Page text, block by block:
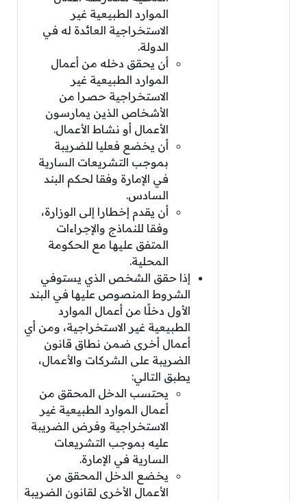
الموارد الطبيعية غير
الاستخراجية العائدة له في
الدولة.
أن يحقق دخله من أعمال
الموارد الطبيعية غير
الاستخراجية حصرا من
الأشخاص الذين يمارسون
الأعمال أو نشاط الأعمال.
أن يخضع فعليا للضريبة
بموجب التشريعات السارية
في الإمارة وفقا لحكم البند
السادس.
أن يقدم إخطارا إلى الوزارة،
وفقا للنماذج والإجراءات
المتفق عليها مع الحكومة
المحلية.
إذا حقق الشخص الذي يستوفي
الشروط المنصوص عليها في البند
الأول دخلًا من أعمال الموارد
الطبيعية غير الاستخراجية، ومن أي
أعمال أخرى ضمن نطاق قانون
الضريبة على الشركات والأعمال،
يطبق التالي:
يحتسب الدخل المحقق من
أعمال الموارد الطبيعية غير
الاستخراجية وفرض الضريبة
عليه بموجب التشريعات
السارية في الإمارة.
يخضع الدخل المحقق من
الأعمال الأخرى لقانون الضريبة